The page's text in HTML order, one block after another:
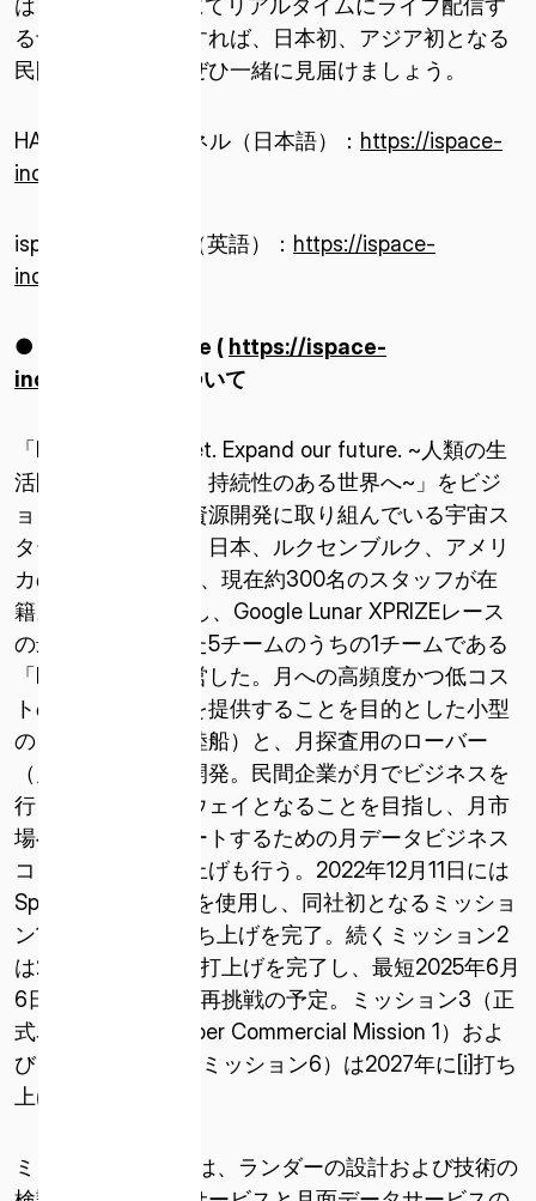
ISPACE U.S.
コロラド州 12876 E Adam Aircraft Circle、セ
5 Rue de l’Industrie 1811、
は、公式YouTubeにてリアルタイムにライブ配信す
る予定です。成功すれば、日本初、アジア初となる
民間月面着陸を、ぜひ一緒に見届けましょう。
HAKUTO-Rチャンネル（日本語）： https://ispace-
inc.com/chakuriku
ispaceチャンネル（英語）： https://ispace-
inc.com/landing
● 株式会社 ispace ( https://ispace-
inc.com/jpn/
について
「Expand our planet. Expand our future. ~人類の生
活圏を宇宙に広げ、持続性のある世界へ~」をビジ
ョンに掲げ、月面資源開発に取り組んでいる宇宙ス
タートアップ企業。日本、ルクセンブルク、アメリ
カの3拠点で活動し、現在約300名のスタッフが在
籍。2010年に設立し、Google Lunar XPRIZEレース
の最終選考に残った5チームのうちの1チームである
「HAKUTO」を運営した。月への高頻度かつ低コス
トの輸送サービスを提供することを目的とした小型
のランダー（月着陸船）と、月探査用のローバー
（月面探査車）を開発。民間企業が月でビジネスを
行うためのゲートウェイとなることを目指し、月市
場への参入をサポートするための月データビジネス
コンセプトの立ち上げも行う。2022年12月11日には
SpaceXのFalcon 9を使用し、同社初となるミッショ
ン1のランダーの打ち上げを完了。続くミッション2
は2025年1月15日に打上げを完了し、最短2025年6月
6日に、月面着陸へ再挑戦の予定。ミッション3（正
式名称：Team Draper Commercial Mission 1）およ
びミッション4（旧ミッション6）は2027年に[i]打ち
上げを行う予定。
ミッション1の目的は、ランダーの設計および技術の